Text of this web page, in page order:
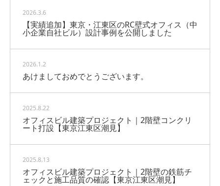
2026.3.6
【実績追加】東京・江東区のRC壁式オフィス（中
小企業自社ビル）設計事例を公開しました
2026.1.2
あけましておめでとうございます。
2025.8.22
オフィスビル建築プロジェクト｜2階壁コンクリ
ート打設【東京江東区潮見】
2025.8.13
オフィスビル建築プロジェクト｜2階壁の鉄筋チ
ェックと施工品質の確認【東京江東区潮見】